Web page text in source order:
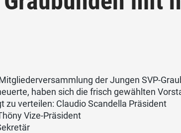
der Jungen SVP-
haben sich die frisch gewählten
zu verteilen: Claudio Scandella Präsident
Vize-Präsident